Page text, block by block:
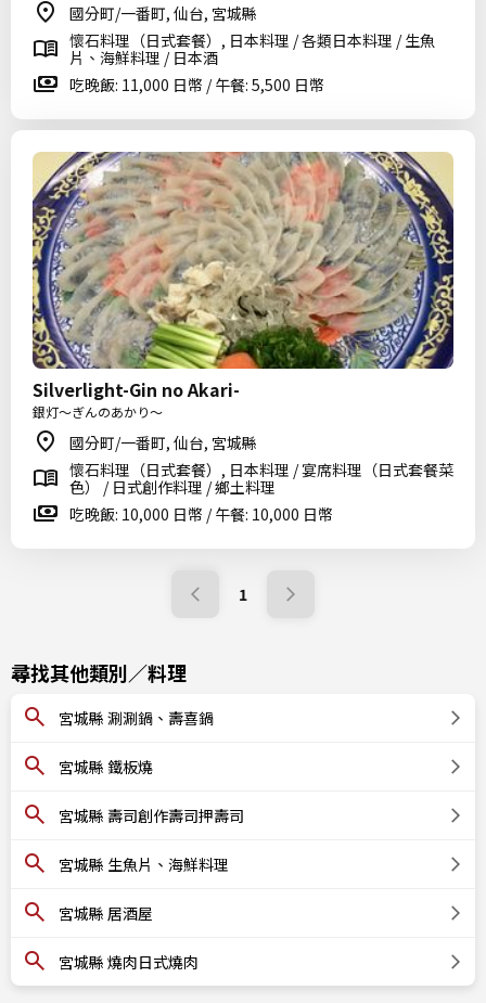
國分町/一番町, 仙台, 宮城縣
懷石料理（日式套餐）, 日本料理 / 各類日本料理 / 生魚
片、海鮮料理 / 日本酒
吃晚飯: 11,000 日幣 / 午餐: 5,500 日幣
Silverlight-Gin no Akari-
銀灯～ぎんのあかり～
國分町/一番町, 仙台, 宮城縣
懷石料理（日式套餐）, 日本料理 / 宴席料理（日式套餐菜
色） / 日式創作料理 / 鄉土料理
吃晚飯: 10,000 日幣 / 午餐: 10,000 日幣
1
尋找其他類別／料理
宮城縣 涮涮鍋、壽喜鍋
宮城縣 鐵板燒
宮城縣 壽司創作壽司押壽司
宮城縣 生魚片、海鮮料理
宮城縣 居酒屋
宮城縣 燒肉日式燒肉